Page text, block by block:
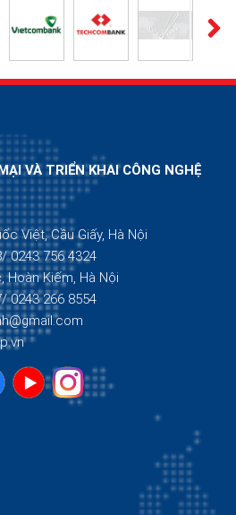
VÀ TRIỂN KHAI CÔNG NGHỆ
Việt, Cầu Giấy, Hà Nội
0243 756 4324
Kiếm, Hà Nội
0243 266 8554